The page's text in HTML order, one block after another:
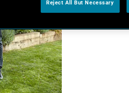
Reject All But Necessary